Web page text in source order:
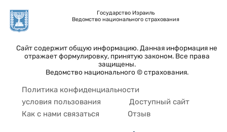
Государство Израиль
Ведомство национального страхования
Сайт содержит общую информацию. Данная информация не
отражает формулировку, принятую законом. Все права
защищены.
Ведомство национального © страхования.
Политика конфиденциальности
условия пользования
Доступный сайт
Как с нами связаться
Отзыв